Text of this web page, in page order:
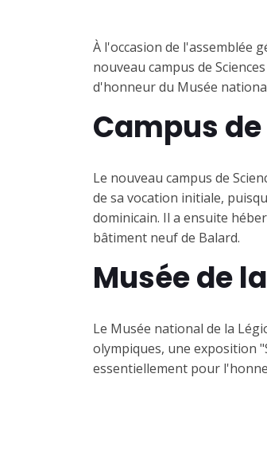
À l'occasion de l'assemblée
nouveau campus de
d'honneur du Musée
Campus
Le nouveau campus de
de sa vocation initiale,
dominicain. Il a ensuite
bâtiment neuf de Balard.
Musée de
Le Musée national de la
olympiques, une exposition
essentiellement pour